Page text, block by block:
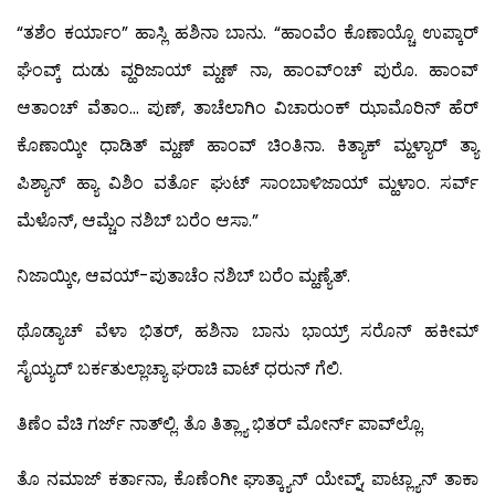
“ತಶೆಂ ಕರ್ಯಾಂ” ಹಾಸ್ಲಿ ಹಶಿನಾ ಬಾನು. “ಹಾಂವೆಂ ಕೊಣಾಯ್ಚೊ ಉಪ್ಕಾರ್
ಘೆಂವ್ಕ್ ದುಡು ವ್ಹರಿಜಾಯ್ ಮ್ಹಣ್ ನಾ, ಹಾಂವ್‍ಂಚ್ ಪುರೊ. ಹಾಂವ್
ಆತಾಂಚ್ ವೆತಾಂ… ಪುಣ್, ತಾಚೆಲಾಗಿಂ ವಿಚಾರುಂಕ್ ಝಾಮೊರಿನ್ ಹೆರ್
ಕೊಣಾಯ್ಕೀ ಧಾಡಿತ್ ಮ್ಹಣ್ ಹಾಂವ್ ಚಿಂತಿನಾ. ಕಿತ್ಯಾಕ್ ಮ್ಹಳ್ಯಾರ್ ತ್ಯಾ
ಪಿಶ್ಯಾನ್ ಹ್ಯಾ ವಿಶಿಂ ವರ್ತೊ ಘುಟ್ ಸಾಂಬಾಳಿಜಾಯ್ ಮ್ಹಳಾಂ. ಸರ್ವ್
ಮೆಳೊನ್, ಆಮ್ಚೆಂ ನಶಿಬ್ ಬರೆಂ ಆಸಾ.”
ನಿಜಾಯ್ಕೀ, ಆವಯ್-ಪುತಾಚೆಂ ನಶಿಬ್ ಬರೆಂ ಮ್ಹಣ್ಯೆತ್.
ಥೊಡ್ಯಾಚ್ ವೆಳಾ ಭಿತರ್, ಹಶಿನಾ ಬಾನು ಭಾಯ್ರ್ ಸರೊನ್ ಹಕೀಮ್
ಸೈಯ್ಯದ್ ಬರ್ಕತುಲ್ಲಾಚ್ಯಾ ಘರಾಚಿ ವಾಟ್ ಧರುನ್ ಗೆಲಿ.
ತಿಣೆಂ ವೆಚಿ ಗರ್ಜ್ ನಾತ್‍ಲ್ಲಿ. ತೊ ತಿತ್ಲ್ಯಾ ಭಿತರ್ ಮೋರ್ನ್ ಪಾವ್‍ಲ್ಲೊ.
ತೊ ನಮಾಜ್ ಕರ್ತಾನಾ, ಕೊಣೆಂಗೀ ಘಾತ್ಕ್ಯಾನ್ ಯೇವ್ನ್, ಪಾಟ್ಲ್ಯಾನ್ ತಾಕಾ